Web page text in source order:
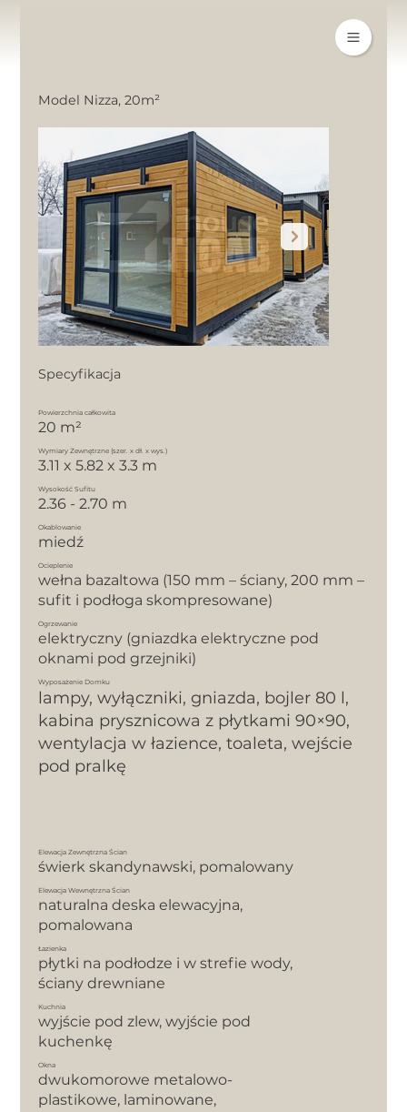
Model Nizza, 20m²
Specyfikacja
Powierzchnia całkowita
20 m²
Wymiary Zewnętrzne (szer. x dł. x wys.)
3.11 x 5.82 x 3.3 m
Wysokość Sufitu
2.36 - 2.70 m
Okablowanie
miedź
Ocieplenie
wełna bazaltowa (150 mm – ściany, 200 mm –
sufit i podłoga skompresowane)
Ogrzewanie
elektryczny (gniazdka elektryczne pod
oknami pod grzejniki)
Wyposażenie Domku
lampy, wyłączniki, gniazda, bojler 80 l,
kabina prysznicowa z płytkami 90×90,
wentylacja w łazience, toaleta, wejście
pod pralkę
Elewacja Zewnętrzna Ścian
świerk skandynawski, pomalowany
Elewacja Wewnętrzna Ścian
naturalna deska elewacyjna,
pomalowana
Łazienka
płytki na podłodze i w strefie wody,
ściany drewniane
Kuchnia
wyjście pod zlew, wyjście pod
kuchenkę
Okna
dwukomorowe metalowo-
plastikowe, laminowane,